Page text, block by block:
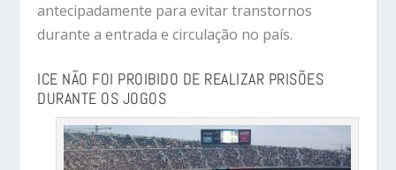
antecipadamente para evitar transtornos
durante a entrada e circulação no país.
ICE NÃO FOI PROIBIDO DE REALIZAR PRISÕES
DURANTE OS JOGOS